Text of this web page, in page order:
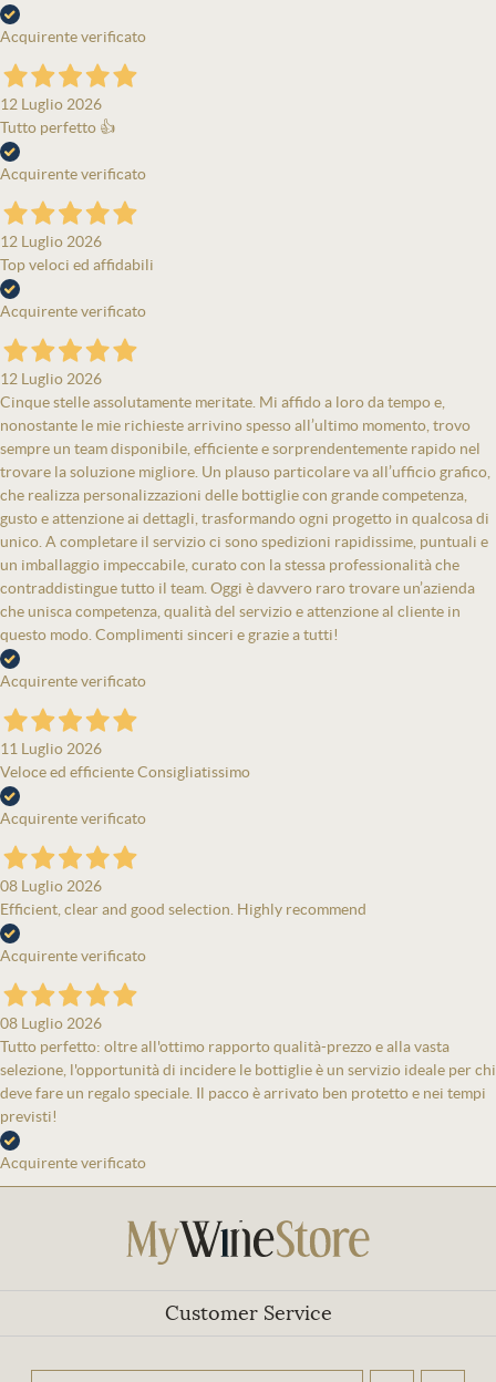
Acquirente verificato
12 Luglio 2026
Tutto perfetto 👍
Acquirente verificato
12 Luglio 2026
Top veloci ed affidabili
Acquirente verificato
12 Luglio 2026
Cinque stelle assolutamente meritate. Mi affido a loro da tempo e,
nonostante le mie richieste arrivino spesso all’ultimo momento, trovo
sempre un team disponibile, efficiente e sorprendentemente rapido nel
trovare la soluzione migliore. Un plauso particolare va all’ufficio grafico,
che realizza personalizzazioni delle bottiglie con grande competenza,
gusto e attenzione ai dettagli, trasformando ogni progetto in qualcosa di
unico. A completare il servizio ci sono spedizioni rapidissime, puntuali e
un imballaggio impeccabile, curato con la stessa professionalità che
contraddistingue tutto il team. Oggi è davvero raro trovare un’azienda
che unisca competenza, qualità del servizio e attenzione al cliente in
questo modo. Complimenti sinceri e grazie a tutti!
Acquirente verificato
11 Luglio 2026
Veloce ed efficiente Consigliatissimo
Acquirente verificato
08 Luglio 2026
Efficient, clear and good selection. Highly recommend
Acquirente verificato
08 Luglio 2026
Tutto perfetto: oltre all'ottimo rapporto qualità-prezzo e alla vasta
selezione, l'opportunità di incidere le bottiglie è un servizio ideale per chi
deve fare un regalo speciale. Il pacco è arrivato ben protetto e nei tempi
previsti!
Acquirente verificato
Customer Service